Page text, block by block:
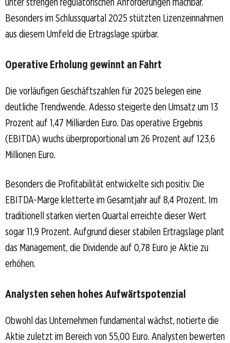
Besonders im Schlussquartal 2025 stützten Lizenzeinnahmen
aus diesem Umfeld die Ertragslage spürbar.
Operative Erholung gewinnt an Fahrt
Die vorläufigen Geschäftszahlen für 2025 belegen eine
deutliche Trendwende. Adesso steigerte den Umsatz um 13
Prozent auf 1,47 Milliarden Euro. Das operative Ergebnis
(EBITDA) wuchs überproportional um 26 Prozent auf 123,6
Millionen Euro.
Besonders die Profitabilität entwickelte sich positiv. Die
EBITDA-Marge kletterte im Gesamtjahr auf 8,4 Prozent. Im
traditionell starken vierten Quartal erreichte dieser Wert
sogar 11,9 Prozent. Aufgrund dieser stabilen Ertragslage plant
das Management, die Dividende auf 0,78 Euro je Aktie zu
erhöhen.
Analysten sehen hohes Aufwärtspotenzial
Obwohl das Unternehmen fundamental wächst, notierte die
Aktie zuletzt im Bereich von 55,00 Euro. Analysten bewerten